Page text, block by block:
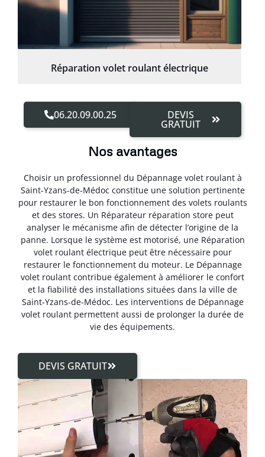
Réparation volet roulant électrique
06.20.09.00.25 DEVIS
GRATUIT
Nos avantages
Choisir un professionnel du Dépannage volet roulant à
Saint-Yzans-de-Médoc constitue une solution pertinente
pour restaurer le bon fonctionnement des volets roulants
et des stores. Un Réparateur réparation store peut
analyser le mécanisme afin de détecter l’origine de la
panne. Lorsque le système est motorisé, une Réparation
volet roulant électrique peut être nécessaire pour
restaurer le fonctionnement du moteur. Le Dépannage
volet roulant contribue également à améliorer le confort
et la fiabilité des installations situées dans la ville de
Saint-Yzans-de-Médoc. Les interventions de Dépannage
volet roulant permettent aussi de prolonger la durée de
vie des équipements.
DEVIS GRATUIT